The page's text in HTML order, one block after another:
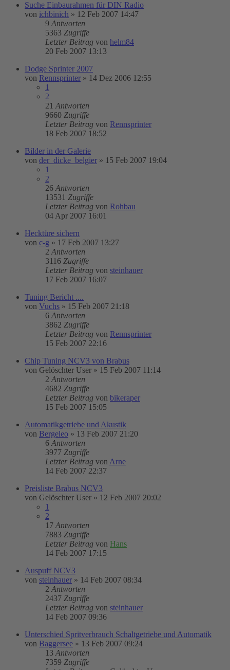
Suche Einbaurahmen für DIN Radio
von ichbinich » 12 Feb 2007 14:47
9 Antworten
5363 Zugriffe
Letzter Beitrag von helm84
20 Feb 2007 13:13
Dodge Sprinter 2007
von Rennsprinter » 14 Dez 2006 12:55
1
2
21 Antworten
9660 Zugriffe
Letzter Beitrag von Rennsprinter
18 Feb 2007 18:52
Bilder in der Galerie
von der_dicke_belgier » 15 Feb 2007 19:04
1
2
26 Antworten
13531 Zugriffe
Letzter Beitrag von Rohbau
04 Apr 2007 16:01
Hecktüre sichern
von c-g » 17 Feb 2007 13:27
2 Antworten
3116 Zugriffe
Letzter Beitrag von steinhauer
17 Feb 2007 16:07
Tuning Bericht ....
von Vuchs » 15 Feb 2007 21:18
6 Antworten
3862 Zugriffe
Letzter Beitrag von Rennsprinter
15 Feb 2007 22:16
Chip Tuning NCV3 von Brabus
von Gelöschter User » 15 Feb 2007 11:14
2 Antworten
4682 Zugriffe
Letzter Beitrag von bikeraper
15 Feb 2007 15:05
Automatikgetriebe und Akustik
von Bergeleo » 13 Feb 2007 21:20
6 Antworten
3977 Zugriffe
Letzter Beitrag von Arne
14 Feb 2007 22:37
Preisliste Brabus NCV3
von Gelöschter User » 12 Feb 2007 20:02
1
2
17 Antworten
7883 Zugriffe
Letzter Beitrag von Hans
14 Feb 2007 17:15
Auspuff NCV3
von steinhauer » 14 Feb 2007 08:34
2 Antworten
2437 Zugriffe
Letzter Beitrag von steinhauer
14 Feb 2007 09:36
Unterschied Spritverbrauch Schaltgetriebe und Automatik
von Baggersee » 13 Feb 2007 09:24
13 Antworten
7359 Zugriffe